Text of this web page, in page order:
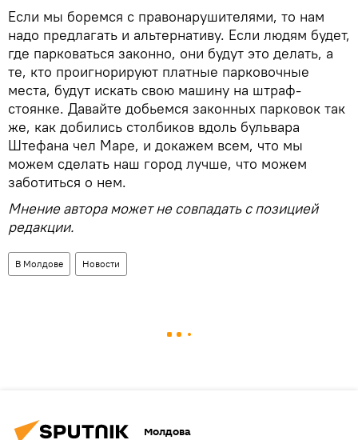
Если мы боремся с правонарушителями, то нам
надо предлагать и альтернативу. Если людям будет,
где парковаться законно, они будут это делать, а
те, кто проигнорируют платные парковочные
места, будут искать свою машину на штраф-
стоянке. Давайте добьемся законных парковок так
же, как добились столбиков вдоль бульвара
Штефана чел Маре, и докажем всем, что мы
можем сделать наш город лучше, что можем
заботиться о нем.
Мнение автора может не совпадать с позицией
редакции.
В Молдове Новости
Молдова